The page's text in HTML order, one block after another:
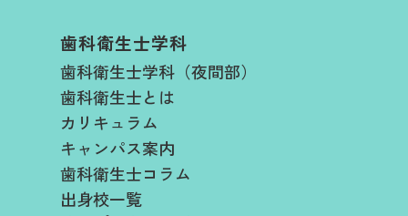
歯科衛生士学科
歯科衛生士学科（夜間部）
歯科衛生士とは
カリキュラム
キャンパス案内
歯科衛生士コラム
出身校一覧